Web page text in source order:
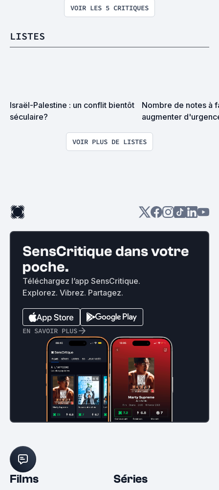
VOIR LES 5 CRITIQUES
LISTES
Israël-Palestine : un conflit bientôt
séculaire?
Nombre de notes à
augmenter
VOIR PLUS DE LISTES
SensCritique dans votre
poche.
Téléchargez l’app SensCritique.
Explorez. Vibrez. Partagez.
EN SAVOIR PLUS
Films Séries